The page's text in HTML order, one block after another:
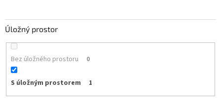
Úložný prostor
Bez úložného prostoru 0
S úložným prostorem 1